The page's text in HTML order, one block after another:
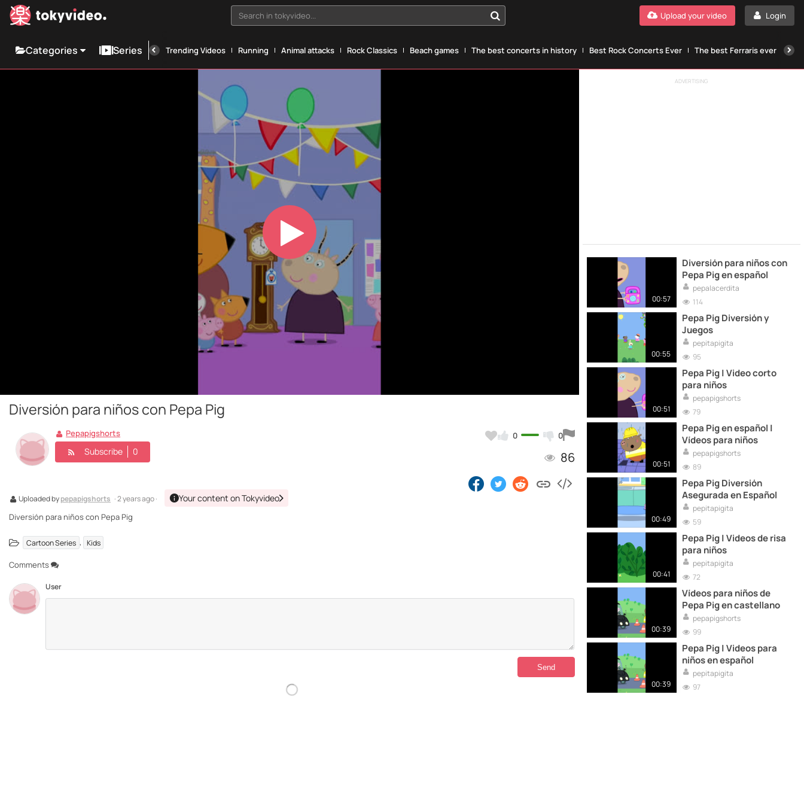
Search in tokyvideo... Login
Upload your video
Categories Series Trending Videos Running Animal attacks Rock Classics Beach games The best concerts in history Best Rock Concerts Ever The best Ferraris ever
Play
Video
Diversión para niños con Pepa Pig
0 0
86
Pepapigshorts
Subscribe 0
Uploaded bypepapigshorts · 2 years ago · Your content on Tokyvideo
Diversión para niños con Pepa Pig
Cartoon Series , Kids
Comments
User
ADVERTISING
00:57
Diversión para niños con
Pepa Pig en español
pepalacerdita
114
00:55
Pepa Pig Diversión y
Juegos
pepitapigita
95
00:51
Pepa Pig | Video corto
para niños
pepapigshorts
79
00:51
Pepa Pig en español |
Vídeos para niños
pepapigshorts
89
00:49
Pepa Pig Diversión
Asegurada en Español
pepitapigita
59
00:41
Pepa Pig | Videos de risa
para niños
pepitapigita
72
00:39
Vídeos para niños de
Pepa Pig en castellano
pepapigshorts
99
00:39
Pepa Pig | Videos para
niños en español
pepitapigita
97